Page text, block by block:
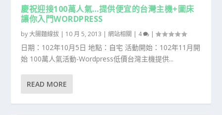
慶祝迎接100萬人氣…提供便宜的台灣主機+圖床
讓你入門WORDPRESS
by大腸麵線拔 | 10 月 5, 2013 |網站相關 | 4 |
日期：102年10月5日 地點：自宅 活動開始：102年11月開
始 100萬人氣活動-Wordpress低價台灣主機提供...
READ MORE